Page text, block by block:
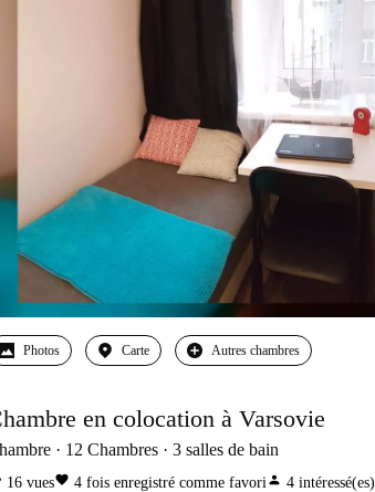
Photos Carte Autres chambres
en colocation à Varsovie
12 Chambres 3 salles de bain
16 vuesfavorite 4 fois enregistré comme favoriperson 4 intéressé(es)